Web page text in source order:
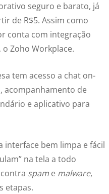
seguro e barato, já
de R$5. Assim como
conta com integração
Zoho Workplace.
tem acesso a chat on-
acompanhamento de
e aplicativo para
interface bem limpa e fácil
na tela a todo
spam e malware,
etapas.